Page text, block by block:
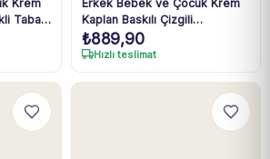
Krem
Taba
Yaş
Erkek Bebek ve Çocuk Krem
Kaplan Baskılı Çizgili
Pantolonlu Takım 2-7 Yaş
₺889,90
Hızlı teslimat